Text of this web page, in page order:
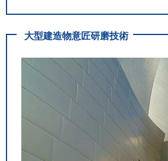
大型建造物意匠研磨技術